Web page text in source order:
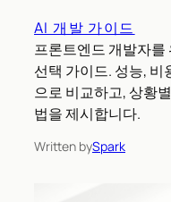
AI 개발 가이드
프론트엔드 개발자를
선택 가이드. 성능, 비
으로 비교하고, 상황
법을 제시합니다.
Written bySpark